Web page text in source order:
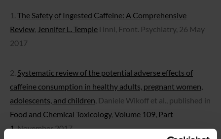
1. The Safety of Ingested Caffeine: A Comprehensive
Review Jennifer L. Temple i inni, Front. Psychiatry, 26 May
2017
2. Systematic review of the potential adverse effects of
caffeine consumption in healthy adults, pregnant women,
adolescents, and children , Daniele Wikoff et al., published in
Food and Chemical Toxicology, Volume 109, Part
1, November 2017